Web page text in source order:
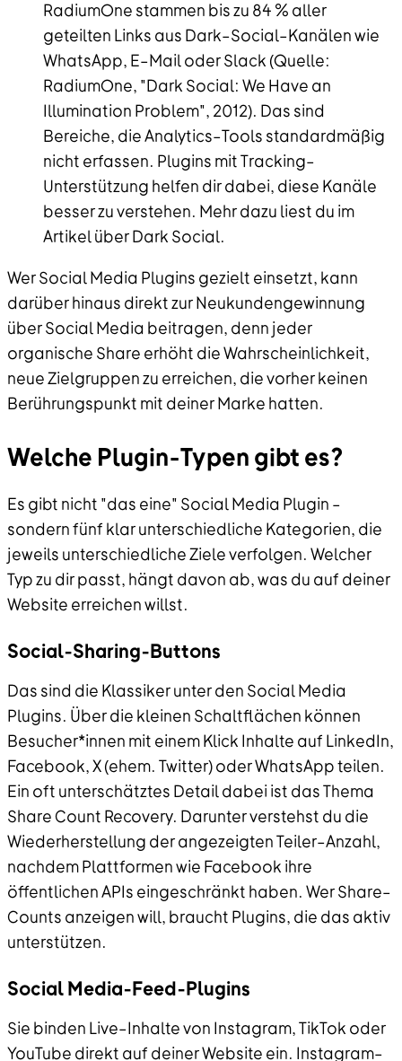
RadiumOne stammen bis zu 84 % aller
geteilten Links aus Dark–Social–Kanälen wie
WhatsApp, E–Mail oder Slack (Quelle:
RadiumOne, "Dark Social: We Have an
Illumination Problem", 2012). Das sind
Bereiche, die Analytics–Tools standardmäßig
nicht erfassen. Plugins mit Tracking–
Unterstützung helfen dir dabei, diese Kanäle
besser zu verstehen. Mehr dazu liest du im
Artikel über Dark Social.
Wer Social Media Plugins gezielt einsetzt, kann
darüber hinaus direkt zur Neukundengewinnung
über Social Media beitragen, denn jeder
organische Share erhöht die Wahrscheinlichkeit,
neue Zielgruppen zu erreichen, die vorher keinen
Berührungspunkt mit deiner Marke hatten.
Welche Plugin-Typen gibt es?
Es gibt nicht "das eine" Social Media Plugin –
sondern fünf klar unterschiedliche Kategorien, die
jeweils unterschiedliche Ziele verfolgen. Welcher
Typ zu dir passt, hängt davon ab, was du auf deiner
Website erreichen willst.
Social-Sharing-Buttons
Das sind die Klassiker unter den Social Media
Plugins. Über die kleinen Schaltflächen können
Besucher*innen mit einem Klick Inhalte auf LinkedIn,
Facebook, X (ehem. Twitter) oder WhatsApp teilen.
Ein oft unterschätztes Detail dabei ist das Thema
Share Count Recovery. Darunter verstehst du die
Wiederherstellung der angezeigten Teiler–Anzahl,
nachdem Plattformen wie Facebook ihre
öffentlichen APIs eingeschränkt haben. Wer Share–
Counts anzeigen will, braucht Plugins, die das aktiv
unterstützen.
Social Media-Feed-Plugins
Sie binden Live–Inhalte von Instagram, TikTok oder
YouTube direkt auf deiner Website ein. Instagram–